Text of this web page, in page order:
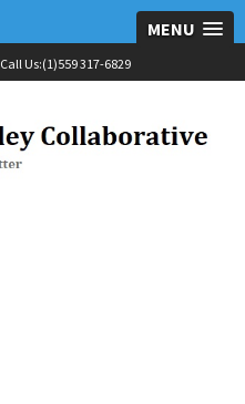
MENU
Call Us:(1)559 317-6829